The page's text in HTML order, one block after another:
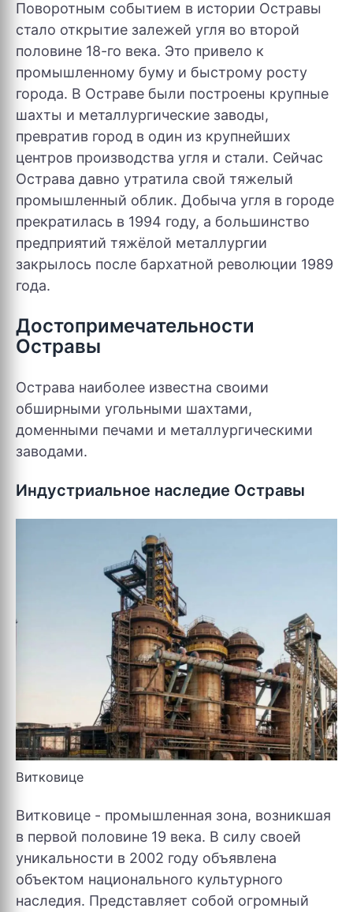
Поворотным событием в истории Остравы
стало открытие залежей угля во второй
половине 18-го века. Это привело к
промышленному буму и быстрому росту
города. В Остраве были построены крупные
шахты и металлургические заводы,
превратив город в один из крупнейших
центров производства угля и стали. Сейчас
Острава давно утратила свой тяжелый
промышленный облик. Добыча угля в городе
прекратилась в 1994 году, а большинство
предприятий тяжёлой металлургии
закрылось после бархатной революции 1989
года.
Достопримечательности
Остравы
Острава наиболее известна своими
обширными угольными шахтами,
доменными печами и металлургическими
заводами.
Индустриальное наследие Остравы
Витковице
Витковице - промышленная зона, возникшая
в первой половине 19 века. В силу своей
уникальности в 2002 году объявлена ​​
объектом национального культурного
наследия. Представляет собой огромный